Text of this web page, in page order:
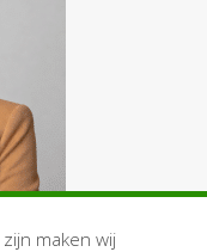
maken wij